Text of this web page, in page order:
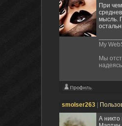
При
мысль.
My
Мы
smolser263
А никто